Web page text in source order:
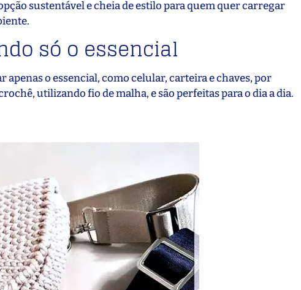
sustentável e cheia de estilo para quem quer carregar
só o essencial
apenas o essencial, como celular, carteira e chaves, por
utilizando fio de malha, e são perfeitas para o dia a dia.